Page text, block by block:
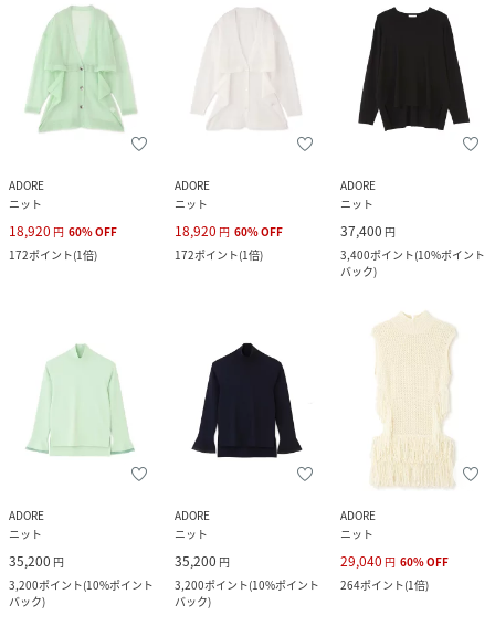
ADORE
ニット
18,920 円 60%OFF
172ポイント(1倍)
ADORE
ニット
18,920 円 60%OFF
172ポイント(1倍)
ADORE
ニット
37,400 円
3,400ポイント(10%ポイント
バック)
ADORE
ニット
35,200 円
3,200ポイント(10%ポイント
バック)
ADORE
ニット
35,200 円
3,200ポイント(10%ポイント
バック)
ADORE
ニット
29,040 円 60%OFF
264ポイント(1倍)